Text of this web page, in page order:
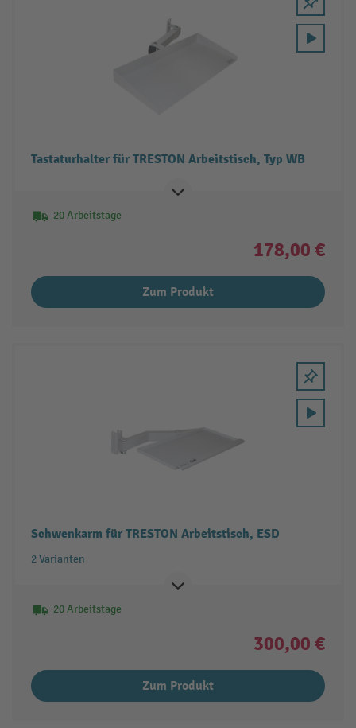
Tastaturhalter für TRESTON Arbeitstisch, Typ WB
20 Arbeitstage
178,00 €
Zum Produkt
Schwenkarm für TRESTON Arbeitstisch, ESD
2 Varianten
20 Arbeitstage
300,00 €
Zum Produkt